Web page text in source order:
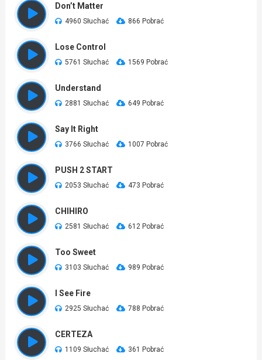
Don’t Matter
4960 Słuchać 866 Pobrać
Lose Control
5761 Słuchać 1569 Pobrać
Understand
2881 Słuchać 649 Pobrać
Say It Right
3766 Słuchać 1007 Pobrać
PUSH 2 START
2053 Słuchać 473 Pobrać
CHIHIRO
2581 Słuchać 612 Pobrać
Too Sweet
3103 Słuchać 989 Pobrać
I See Fire
2925 Słuchać 788 Pobrać
CERTEZA
1109 Słuchać 361 Pobrać